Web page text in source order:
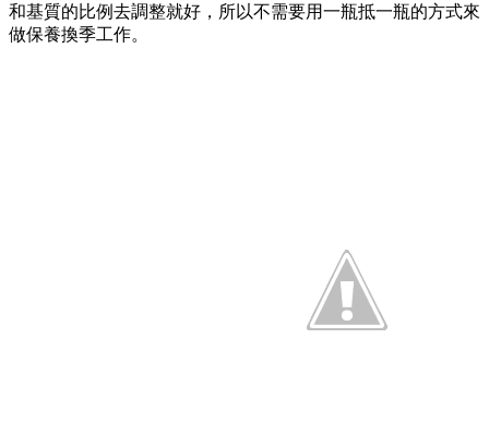
和基質的比例去調整就好，所以不需要用一瓶抵一瓶的方式來
做保養換季工作。